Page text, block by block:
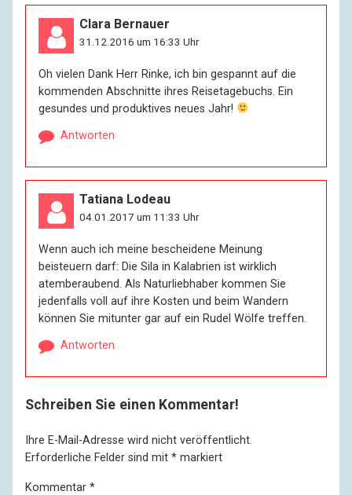
Clara Bernauer
31.12.2016 um 16:33 Uhr
Oh vielen Dank Herr Rinke, ich bin gespannt auf die
kommenden Abschnitte ihres Reisetagebuchs. Ein
gesundes und produktives neues Jahr!
Antworten
Tatiana Lodeau
04.01.2017 um 11:33 Uhr
Wenn auch ich meine bescheidene Meinung
beisteuern darf: Die Sila in Kalabrien ist wirklich
atemberaubend. Als Naturliebhaber kommen Sie
jedenfalls voll auf ihre Kosten und beim Wandern
können Sie mitunter gar auf ein Rudel Wölfe treffen.
Antworten
Schreiben Sie einen Kommentar!
Ihre E-Mail-Adresse wird nicht veröffentlicht.
Erforderliche Felder sind mit * markiert
Kommentar *